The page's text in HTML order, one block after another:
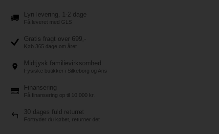
Lyn levering, 1-2 dage
Få leveret med GLS
Gratis fragt over 699,-
Køb 365 dage om året
Midtjysk familievirksomhed
Fysiske butikker i Silkeborg og Ans
Finansering
Få finansering op til 10.000 kr.
30 dages fuld returret
Fortryder du købet, returner det